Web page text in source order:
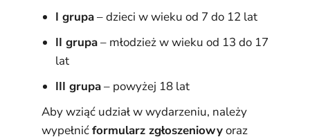
I grupa– dzieci w wieku od 7 do 12 lat
II grupa– młodzież w wieku od 13 do 17
lat
III grupa– powyżej 18 lat
Aby wziąć udział w wydarzeniu, należy
wypełnićformularz zgłoszeniowyoraz